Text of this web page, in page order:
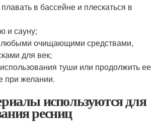
в бассейне и плескаться в
и сауну;
любыми очищающими средствами,
для век;
туши или продолжить ее
при желании.
используются для
ресниц